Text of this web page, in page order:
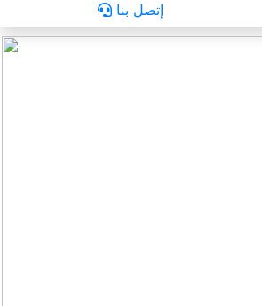
إتصل بنا